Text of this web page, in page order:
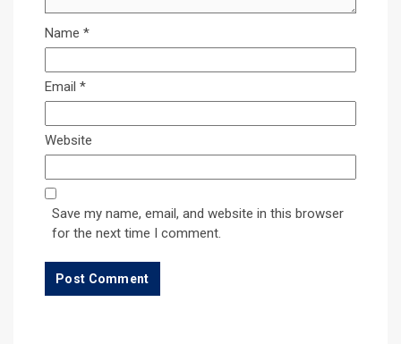
Name *
Email *
Website
Save my name, email, and website in this browser
for the next time I comment.